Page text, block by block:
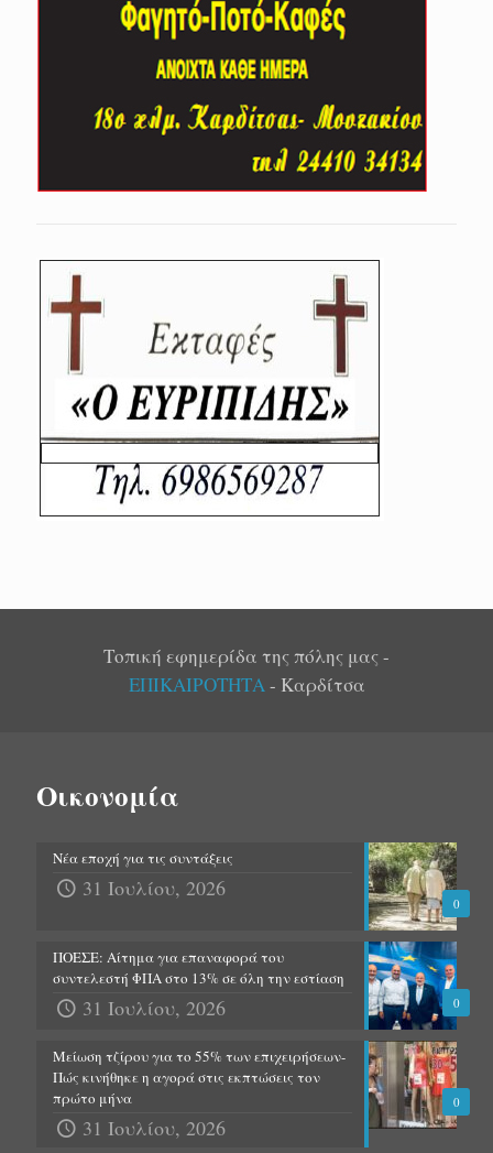
Τοπική εφημερίδα της πόλης μας -
ΕΠΙΚΑΙΡΟΤΗΤΑ- Καρδίτσα
Οικονομία
0
Νέα εποχή για τις συντάξεις
31 Ιουλίου, 2026
0
ΠΟΕΣΕ: Αίτημα για επαναφορά του
συντελεστή ΦΠΑ στο 13% σε όλη την εστίαση
31 Ιουλίου, 2026
0
Μείωση τζίρου για το 55% των επιχειρήσεων-
Πώς κινήθηκε η αγορά στις εκπτώσεις τον
πρώτο μήνα
31 Ιουλίου, 2026